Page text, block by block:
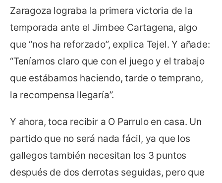
Zaragoza lograba la primera victoria de la
temporada ante el Jimbee Cartagena, algo
que “nos ha reforzado”, explica Tejel. Y añade:
“Teníamos claro que con el juego y el trabajo
que estábamos haciendo, tarde o temprano,
la recompensa llegaría”.
Y ahora, toca recibir a O Parrulo en casa. Un
partido que no será nada fácil, ya que los
gallegos también necesitan los 3 puntos
después de dos derrotas seguidas, pero que